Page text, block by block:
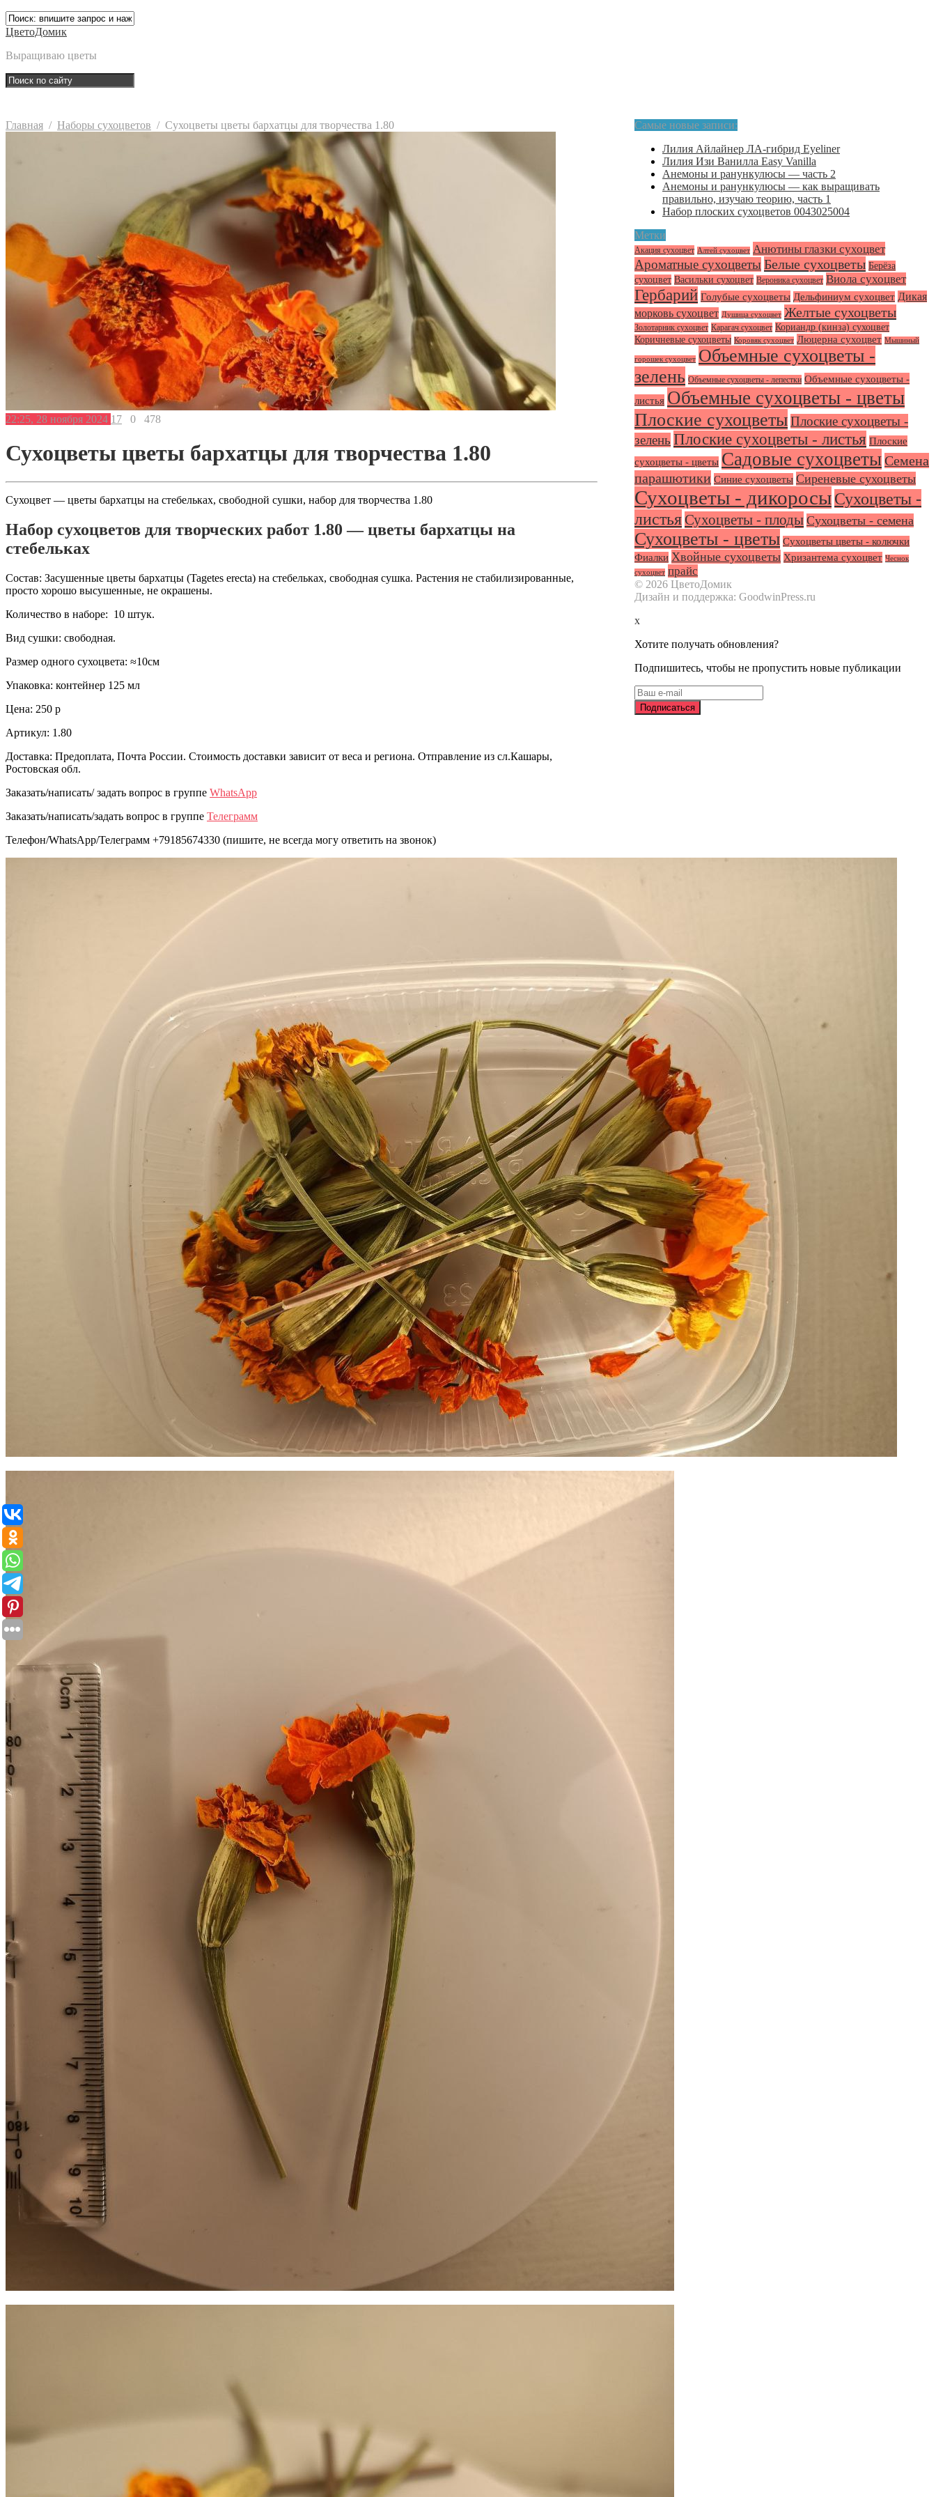
ЦветоДомик
Выращиваю цветы
Главная / Наборы сухоцветов / Сухоцветы цветы бархатцы для творчества 1.80
22:25, 28 ноября 2024 17 0 478
Сухоцветы цветы бархатцы для творчества 1.80
Сухоцвет — цветы бархатцы на стебельках, свободной сушки, набор для творчества 1.80
Набор сухоцветов для творческих работ 1.80 — цветы бархатцы на
стебельках
Состав: Засушенные цветы бархатцы (Tagetes erecta) на стебельках, свободная сушка. Растения не стабилизированные,
просто хорошо высушенные, не окрашены.
Количество в наборе: 10 штук.
Вид сушки: свободная.
Размер одного сухоцвета: ≈10см
Упаковка: контейнер 125 мл
Цена: 250 р
Артикул: 1.80
Доставка: Предоплата, Почта России. Стоимость доставки зависит от веса и региона. Отправление из сл.Кашары,
Ростовская обл.
Заказать/написать/ задать вопрос в группе WhatsApp
Заказать/написать/задать вопрос в группе Телеграмм
Телефон/WhatsApp/Телеграмм +79185674330 (пишите, не всегда могу ответить на звонок)
Самые новые записи:
Лилия Айлайнер ЛА-гибрид Eyeliner
Лилия Изи Ванилла Easy Vanilla
Анемоны и ранункулюсы — часть 2
Анемоны и ранункулюсы — как выращивать
правильно, изучаю теорию, часть 1
Набор плоских сухоцветов 0043025004
Метки
Акация сухоцвет Алтей сухоцвет Анютины глазки сухоцвет
Ароматные сухоцветыБелые сухоцветы Берёза
сухоцвет Васильки сухоцвет Вероника сухоцвет Виола сухоцвет
Гербарий Голубые сухоцветы Дельфиниум сухоцвет Дикая
морковь сухоцвет Душица сухоцвет Желтые сухоцветы
Золотарник сухоцвет Карагач сухоцвет Кориандр (кинза) сухоцвет
Коричневые сухоцветы Коровяк сухоцвет Люцерна сухоцвет Мышиный
горошек сухоцвет Объемные сухоцветы -
зелень Объемные сухоцветы - лепестки Объемные сухоцветы -
листья Объемные сухоцветы - цветы
Плоские сухоцветыПлоские сухоцветы -
зелень Плоские сухоцветы - листья Плоские
сухоцветы - цветы Садовые сухоцветыСемена
парашютики Синие сухоцветы Сиреневые сухоцветы
Сухоцветы - дикоросыСухоцветы -
листья Сухоцветы - плоды Сухоцветы - семена
Сухоцветы - цветы Сухоцветы цветы - колючки
Фиалки Хвойные сухоцветы Хризантема сухоцвет Чеснок
сухоцвет прайс
© 2026 ЦветоДомик
Дизайн и поддержка: GoodwinPress.ru
x
Хотите получать обновления?
Подпишитесь, чтобы не пропустить новые публикации